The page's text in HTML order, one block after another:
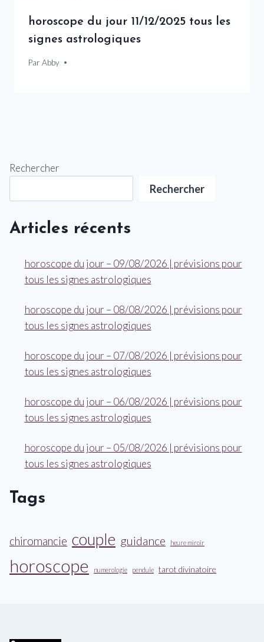
horoscope du jour 11/12/2025 tous les
signes astrologiques
Par Abby
11 décembre 2025
Rechercher
Rechercher
Articles récents
horoscope du jour – 09/08/2026 | prévisions pour
tous les signes astrologiques
horoscope du jour – 08/08/2026 | prévisions pour
tous les signes astrologiques
horoscope du jour – 07/08/2026 | prévisions pour
tous les signes astrologiques
horoscope du jour – 06/08/2026 | prévisions pour
tous les signes astrologiques
horoscope du jour – 05/08/2026 | prévisions pour
tous les signes astrologiques
Tags
chiromancie couple guidance heure miroir
horoscope numerologie pendule tarot divinatoire